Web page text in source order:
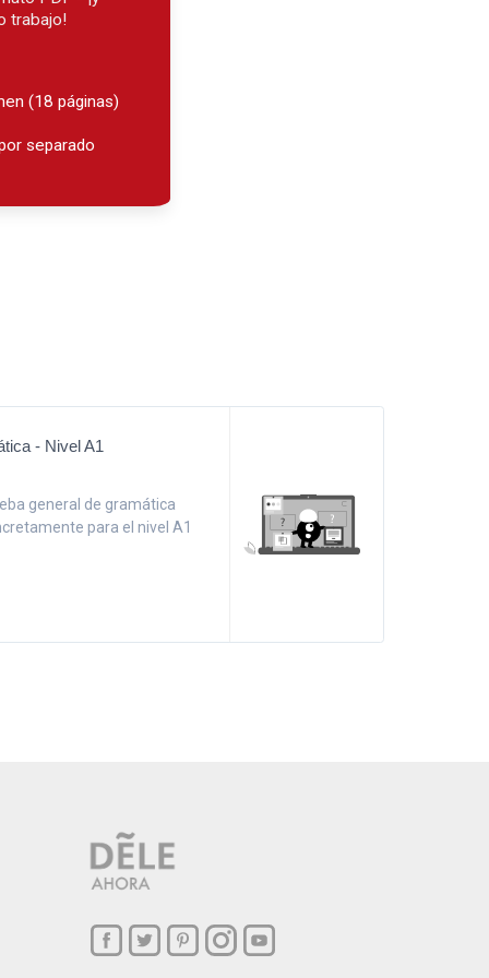
trabajo!
(18 páginas)
separado
- Nivel A1
general de gramática
para el nivel A1